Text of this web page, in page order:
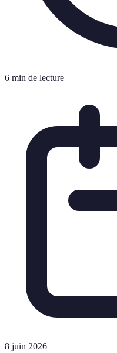
6 min de lecture
8 juin 2026